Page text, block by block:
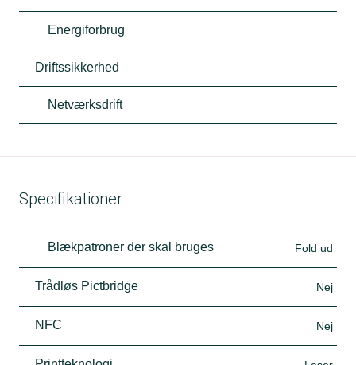
Energiforbrug
Driftssikkerhed
Netværksdrift
Specifikationer
Blækpatroner der skal bruges Fold ud
Trådløs Pictbridge Nej
NFC Nej